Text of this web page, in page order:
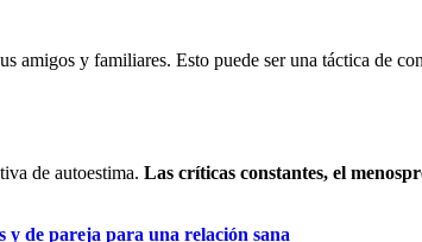
amigos y familiares. Esto puede ser una táctica de
de autoestima. Las críticas constantes, el
y de pareja para una relación sana